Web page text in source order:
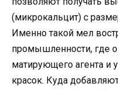
(микрокальцит) с
Именно такой мел
промышленности, где
матирующего агента и
красок. Куда